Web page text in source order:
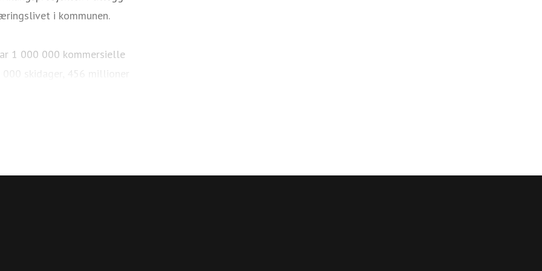
i kommunen.
1 000 000 kommersielle
skidager, 456 millioner
langrennsløyper. Over
over 65 km
reiselivsstrategi 2030